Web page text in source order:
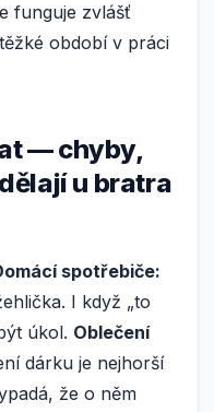
funguje zvlášť
období v práci
— chyby,
u bratra
spotřebiče:
I když „to
úkol. Oblečení
dárku je nejhorší
že o něm